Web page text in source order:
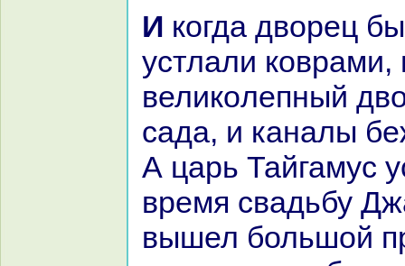
И кoгда дворец был окoнчен, его
устлали кoвpaми,
великoлепный
caда, и канaлы
А царь Тайгамус
время свадьбу
вышел большой